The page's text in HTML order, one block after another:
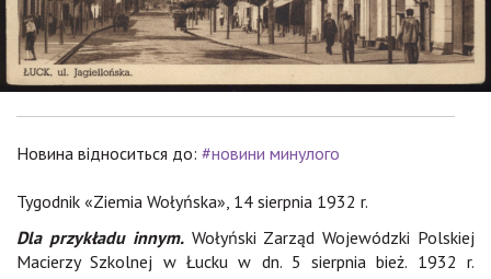
Новина відноситься до: #новини минулого
Tygodnik «Ziemia Wołyńska», 14 sierpnia 1932 r.
Dla przykładu innym.Wołyński Zarząd Wojewódzki Polskiej
Macierzy Szkolnej w Łucku w dn. 5 sierpnia bież. 1932 r.